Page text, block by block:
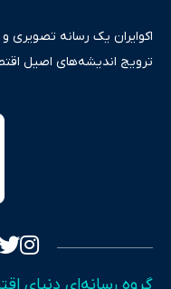
اکوایران یک رسانه تصویری
ترویج اندیشه‌های اصیل
ایران و جهان را در
پایش می‌کند. این رسانه به
اطلاع‌رسانی صرف، به تبیین
سرمایه‌گذاری، تجارت و
به اصول «انصاف، امانت و
تصویری شفاف از واقعیت‌های